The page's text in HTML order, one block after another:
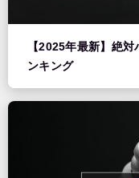
【2025年最新】絶
ンキング